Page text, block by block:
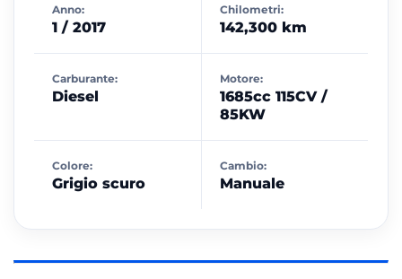
Anno:
1 / 2017
Chilometri:
142,300 km
Carburante:
Diesel
Motore:
1685cc 115CV /
85KW
Colore:
Grigio scuro
Cambio:
Manuale